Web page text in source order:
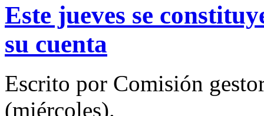
Este jueves se
su cuenta
Escrito por Comisión
(miércoles).